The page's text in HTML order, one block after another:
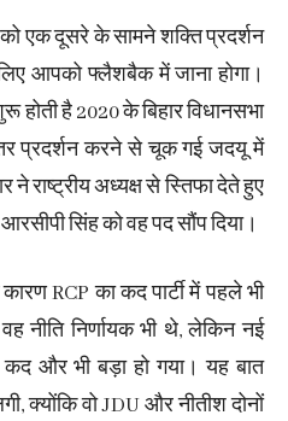
एक दूसरे के सामने शक्ति प्रदर्शन
आपको फ्लैशबैक में जाना होगा।
है 2020 के बिहार विधानसभा
प्रदर्शन करने से चूक गई जदयू में
राष्ट्रीय अध्यक्ष से स्तिफा देते हुए
सिंह को वह पद सौंप दिया।
RCP का कद पार्टी में पहले भी
नीति निर्णायक भी थे, लेकिन नई
कद और भी बड़ा हो गया। यह बात
क्योंकि वो JDU और नीतीश दोनों